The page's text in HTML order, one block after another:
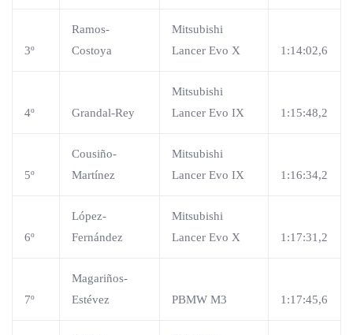
3º
Ramos-
Costoya
Mitsubishi
Lancer Evo X
1:14:02,6
4º Grandal-Rey
Mitsubishi
Lancer Evo IX
1:15:48,2
5º
Cousiño-
Martínez
Mitsubishi
Lancer Evo IX
1:16:34,2
6º
López-
Fernández
Mitsubishi
Lancer Evo X
1:17:31,2
7º
Magariños-
Estévez
PBMW M3 1:17:45,6